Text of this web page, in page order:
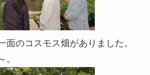
面のコスモス畑がありました。
。